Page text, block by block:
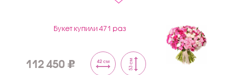
Букет купили 471 раз
112 450 42 см 53 см